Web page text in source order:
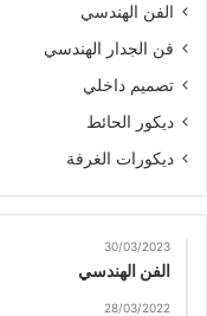
الفن الهندسي
فن الجدار الهندسي
تصميم داخلي
ديكور الحائط
ديكورات الغرفة
30/03/2023
الفن الهندسي
28/03/2022